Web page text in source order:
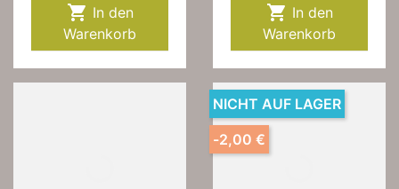

Warenkorb

Warenkorb
NICHT AUF LAGER
-2,00 €